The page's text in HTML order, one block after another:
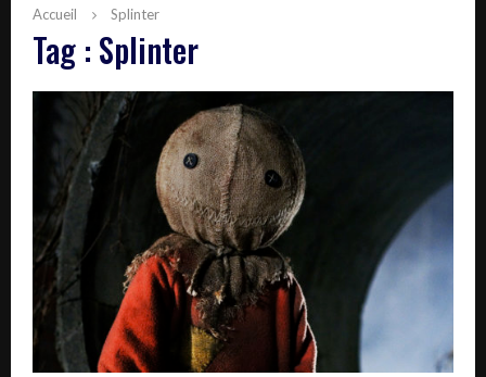
Accueil Splinter
Tag : Splinter